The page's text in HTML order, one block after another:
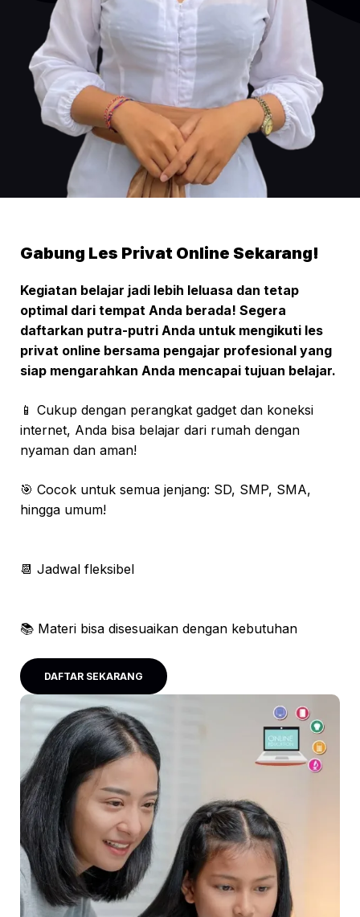
Gabung Les Privat Online Sekarang!
Kegiatan belajar jadi lebih leluasa dan tetap
optimal dari tempat Anda berada! Segera
daftarkan putra-putri Anda untuk mengikuti les
privat online bersama pengajar profesional yang
siap mengarahkan Anda mencapai tujuan belajar.
📱 Cukup dengan perangkat gadget dan koneksi
internet, Anda bisa belajar dari rumah dengan
nyaman dan aman!
🎯 Cocok untuk semua jenjang: SD, SMP, SMA,
hingga umum!
📆 Jadwal fleksibel
📚 Materi bisa disesuaikan dengan kebutuhan
DAFTAR SEKARANG